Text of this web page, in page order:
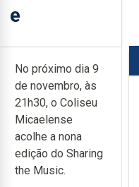
e
No próximo dia 9
de novembro, às
21h30, o Coliseu
Micaelense
acolhe a nona
edição do Sharing
the Music.